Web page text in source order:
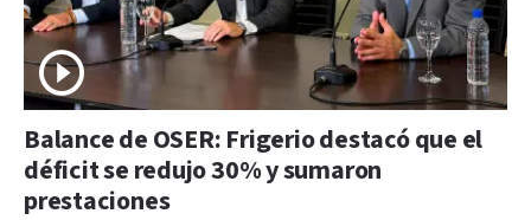
Balance de OSER: Frigerio destacó que el
déficit se redujo 30% y sumaron
prestaciones